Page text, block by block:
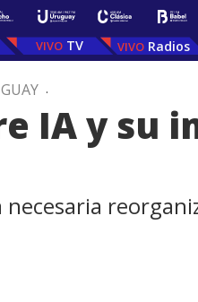
TV Radios
.
IA y su